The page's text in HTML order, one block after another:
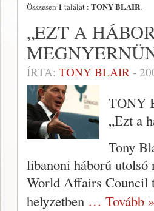
Összesen 1 találat : TONY BLAIR.
„EZT A
ÍRTA: TONY BLAIR -
TONY
„Ezt a
Tony
libanoni háború utol­só
World Affairs Council
helyzetben … Tovább »